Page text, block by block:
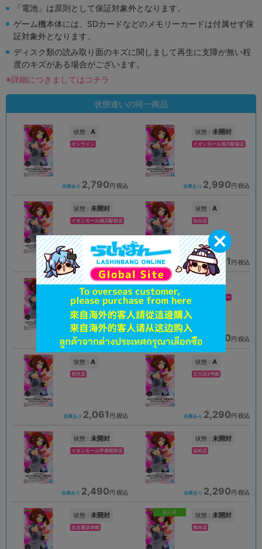
「電池」は原則として保証対象外となります。
ゲーム機本体には、SDカードなどのメモリーカードは付属せず保
証対象外となります。
ディスク類の読み取り面のキズに関しまして再生に支障が無い程
度のキズがある場合がございます。
※詳細につきましてはコチラ
状態違いの同一商品
状態 : A
オンライン
在庫あり 2,790 円 税込
状態 : 未開封
イオンモール旭川駅前店
在庫あり 2,990 円 税込
状態 : 未開封
イオンモール旭川駅前店
在庫あり 2,990円 税込
状態 : A
仙台店
在庫あり 2,061 円 税込
状態 :A
横浜スカイビル店
在庫あり 2,691 円 税込
状態 :A
新座流通センター
在庫あり 2,990 円 税込
状態 : A
所沢店
在庫あり 2,061 円 税込
状態 : A
立川店2号館
在庫あり 2,290 円 税込
状態 : 未開封
イオンモール甲府昭和店
在庫あり 2,490 円 税込
状態 : 未開封
浜松店
在庫あり 2,290 円 税込
状態 : 未開封
名古屋店本館
新入荷 状態 : 未開封
熊本店